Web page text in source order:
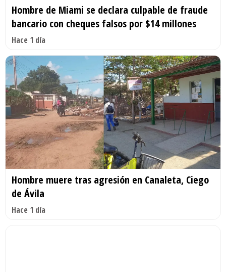
Hombre de Miami se declara culpable de fraude
bancario con cheques falsos por $14 millones
Hace 1 día
Hombre muere tras agresión en Canaleta, Ciego
de Ávila
Hace 1 día